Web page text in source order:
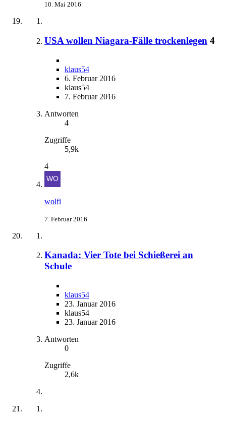
10. Mai 2016
USA wollen Niagara-Fälle trockenlegen 4
klaus54
6. Februar 2016
klaus54
7. Februar 2016
Antworten
4
Zugriffe
5,9k
4
wolfi
7. Februar 2016
Kanada: Vier Tote bei Schießerei an
Schule
klaus54
23. Januar 2016
klaus54
23. Januar 2016
Antworten
0
Zugriffe
2,6k